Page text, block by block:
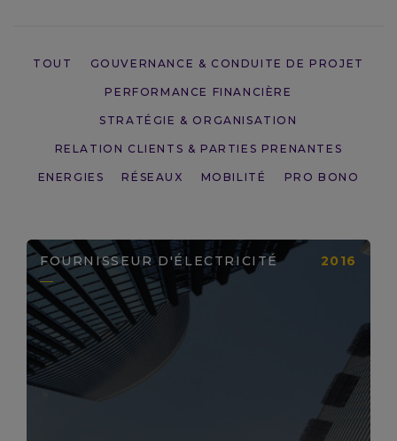
TOUT GOUVERNANCE & CONDUITE DE PROJET
PERFORMANCE FINANCIÈRE
STRATÉGIE & ORGANISATION
RELATION CLIENTS & PARTIES PRENANTES
ENERGIES RÉSEAUX MOBILITÉ PRO BONO
FOURNISSEUR D'ÉLECTRICITÉ 2016